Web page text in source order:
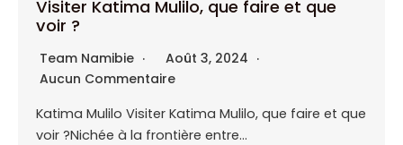
Visiter Katima Mulilo, que faire et que
voir ?
Team Namibie
Août 3, 2024
Aucun Commentaire
Katima Mulilo Visiter Katima Mulilo, que faire et que
voir ?Nichée à la frontière entre…